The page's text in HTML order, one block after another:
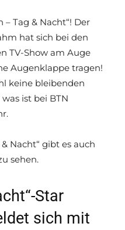
Tag & Nacht“! Der
hat sich bei den
TV-Show am Auge
Augenklappe tragen!
keine bleibenden
ist bei BTN
Nacht“ gibt es auch
sehen.
Star
sich mit